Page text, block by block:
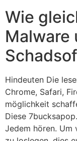
Wie
Malware
Hindeuten Die
Chrome, Safari,
möglichkeit
Diese
Jedem hören. Um